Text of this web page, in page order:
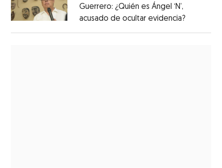
Guerrero: ¿Quién es Ángel ‘N’,
acusado de ocultar evidencia?